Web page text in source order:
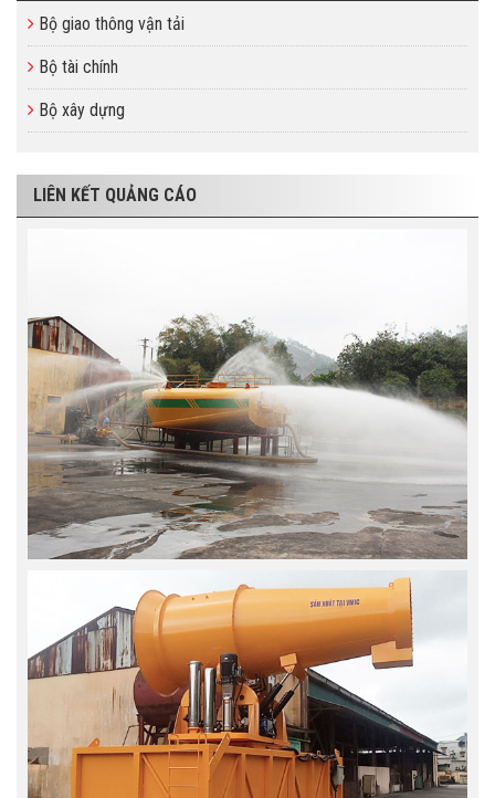
Bộ giao thông vận tải
Bộ tài chính
Bộ xây dựng
LIÊN KẾT QUẢNG CÁO